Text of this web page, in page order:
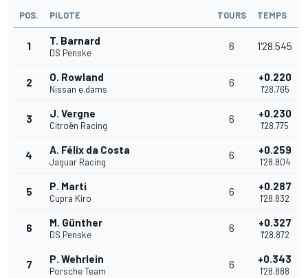
POS. PILOTE TOURS TEMPS
1 T. Barnard
DS Penske
6 1'28.545
2 O. Rowland
Nissan e.dams
6 +0.220
1'28.765
3 J. Vergne
Citroën Racing
6 +0.230
1'28.775
4 A. Félix da Costa
Jaguar Racing
6 +0.259
1'28.804
5 P. Martí
Cupra Kiro
6 +0.287
1'28.832
6 M. Günther
DS Penske
6 +0.327
1'28.872
7 P. Wehrlein
Porsche Team
6 +0.343
1'28.888